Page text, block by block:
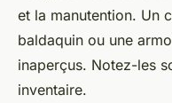
et la manutention. Un
baldaquin ou une
inaperçus. Notez-les
inventaire.